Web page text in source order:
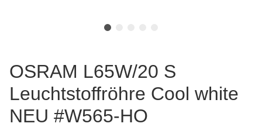
OSRAM L65W/20 S
Leuchtstoffröhre Cool white
NEU #W565-HO